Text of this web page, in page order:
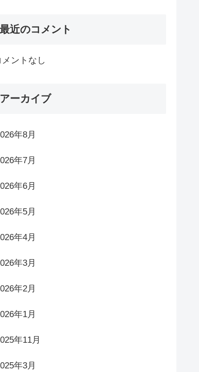
最近のコメント
メントなし
アーカイブ
年8月
年7月
年6月
年5月
年4月
年3月
年2月
年1月
年11月
年3月